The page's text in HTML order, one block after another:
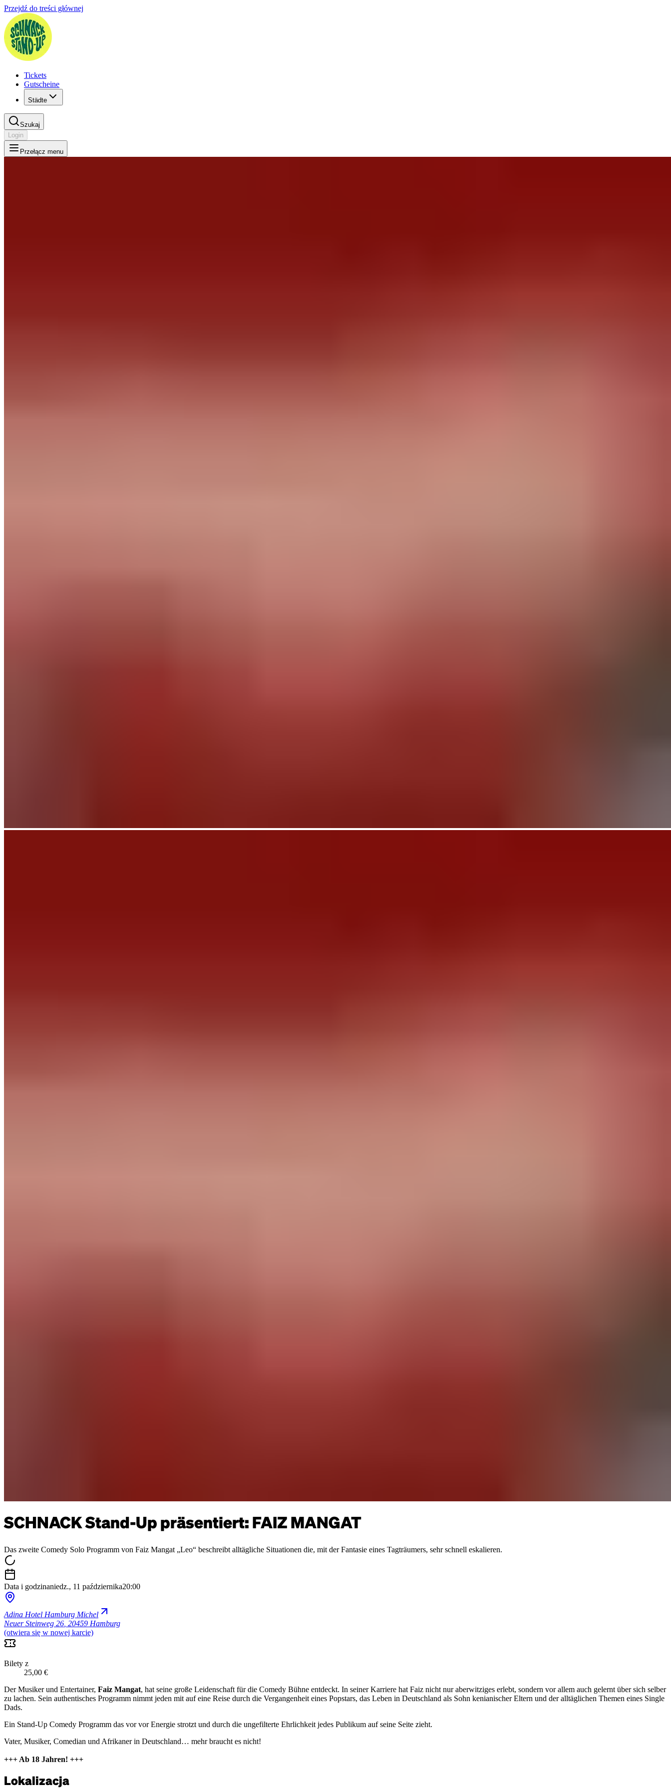
Przejdź do treści głównej
Tickets
Gutscheine
Städte
Szukaj
Login
Przełącz menu
SCHNACK Stand-Up präsentiert: FAIZ MANGAT
Das zweite Comedy Solo Programm von Faiz Mangat „Leo“ beschreibt alltägliche Situationen die, mit der Fantasie eines Tagträumers, sehr schnell eskalieren.
Data i godzinaniedz., 11 października20:00
Adina Hotel Hamburg Michel
Neuer Steinweg 26 20459 Hamburg
(otwiera się w nowej karcie)
Bilety z
25,00 €
Der Musiker und Entertainer, Faiz Mangat, hat seine große Leidenschaft für die Comedy Bühne entdeckt. In seiner Karriere hat Faiz nicht nur aberwitziges erlebt, sondern vor allem auch gelernt über sich selber
zu lachen. Sein authentisches Programm nimmt jeden mit auf eine Reise durch die Vergangenheit eines Popstars, das Leben in Deutschland als Sohn kenianischer Eltern und der alltäglichen Themen eines Single
Dads.
Ein Stand-Up Comedy Programm das vor vor Energie strotzt und durch die ungefilterte Ehrlichkeit jedes Publikum auf seine Seite zieht.
Vater, Musiker, Comedian und Afrikaner in Deutschland… mehr braucht es nicht!
+++ Ab 18 Jahren! +++
Lokalizacja